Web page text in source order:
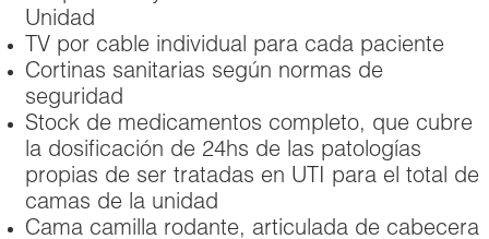
Unidad
TV por cable individual para cada paciente
Cortinas sanitarias según normas de
seguridad
Stock de medicamentos completo, que cubre
la dosificación de 24hs de las patologías
propias de ser tratadas en UTI para el total de
camas de la unidad
Cama camilla rodante, articulada de cabecera